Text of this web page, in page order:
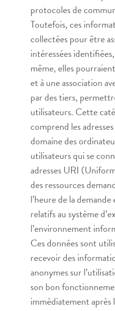
protocoles de
Toutefois, ces
collectées pour être
intéressées
même, elles
et à une association
par des tiers,
utilisateurs. Cette
comprend les
domaine des
utilisateurs qui se
adresses URI
des ressources
l’heure de la
relatifs au système
l’environnement
Ces données sont
recevoir des
anonymes sur
son bon
immédiatement